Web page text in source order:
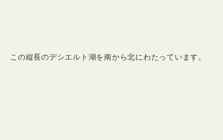
この縦長のデシエルト湖を南から北にわたっています。